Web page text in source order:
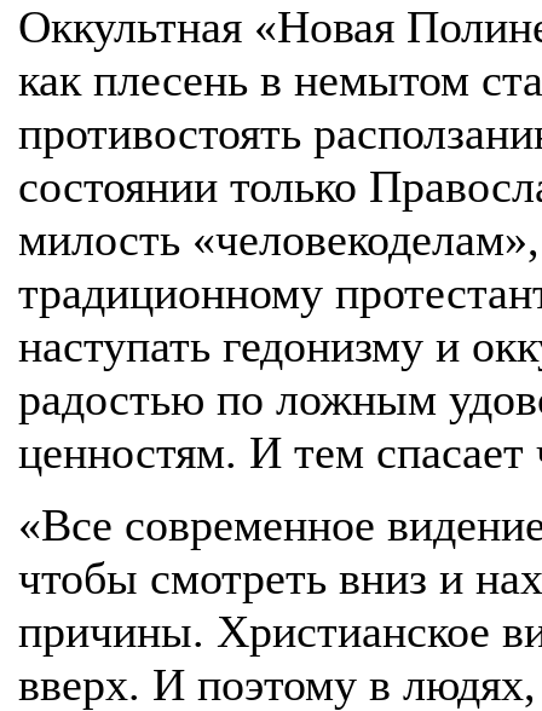
Оккультная «Новая
как плесень в немытом
противостоять
состоянии только
милость
традиционному
наступать гедонизму и
радостью по ложным
ценностям. И тем
«Все современное
чтобы смотреть вниз и
причины. Христианское
вверх. И поэтому в